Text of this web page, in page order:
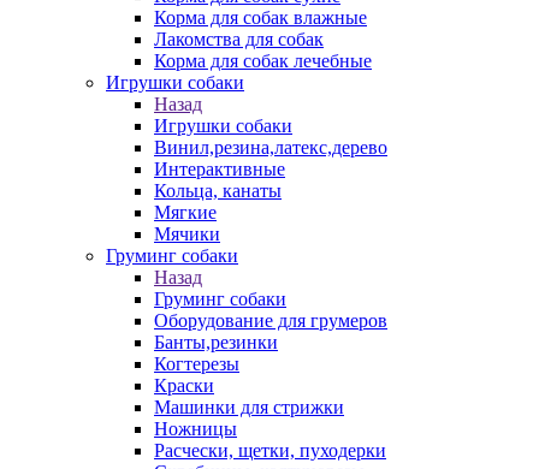
Корма для собак влажные
Лакомства для собак
Корма для собак лечебные
Игрушки собаки
Назад
Игрушки собаки
Винил,резина,латекс,дерево
Интерактивные
Кольца, канаты
Мягкие
Мячики
Груминг собаки
Назад
Груминг собаки
Оборудование для грумеров
Банты,резинки
Когтерезы
Краски
Машинки для стрижки
Ножницы
Расчески, щетки, пуходерки